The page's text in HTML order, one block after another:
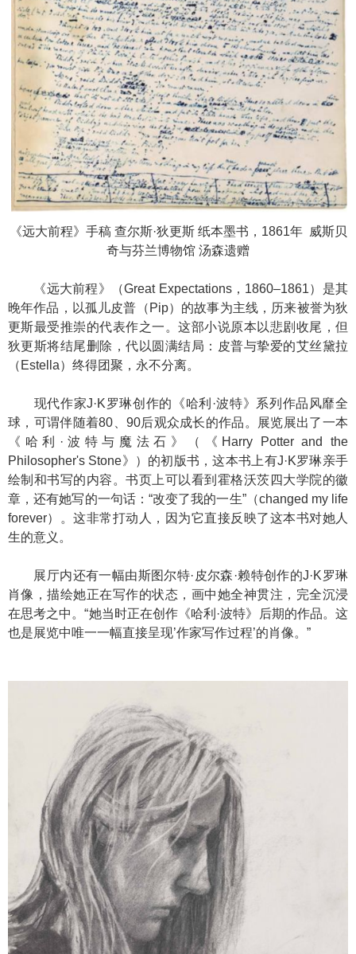
《远大前程》手稿 查尔斯·狄更斯 纸本墨书，1861年 威斯贝
奇与芬兰博物馆 汤森遗赠
《远大前程》（Great Expectations，1860–1861）是其
晚年作品，以孤儿皮普（Pip）的故事为主线，历来被誉为狄
更斯最受推崇的代表作之一。这部小说原本以悲剧收尾，但
狄更斯将结尾删除，代以圆满结局：皮普与挚爱的艾丝黛拉
（Estella）终得团聚，永不分离。
现代作家J·K罗琳创作的《哈利·波特》系列作品风靡全
球，可谓伴随着80、90后观众成长的作品。展览展出了一本
《哈利·波特与魔法石》（《Harry Potter and the
Philosopher's Stone》）的初版书，这本书上有J·K罗琳亲手
绘制和书写的内容。书页上可以看到霍格沃茨四大学院的徽
章，还有她写的一句话：“改变了我的一生”（changed my life
forever）。这非常打动人，因为它直接反映了这本书对她人
生的意义。
展厅内还有一幅由斯图尔特·皮尔森·赖特创作的J·K罗琳
肖像，描绘她正在写作的状态，画中她全神贯注，完全沉浸
在思考之中。“她当时正在创作《哈利·波特》后期的作品。这
也是展览中唯一一幅直接呈现’作家写作过程’的肖像。”